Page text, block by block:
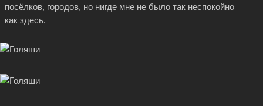
посёлков, городов, но нигде мне не было так неспокойно
как здесь.